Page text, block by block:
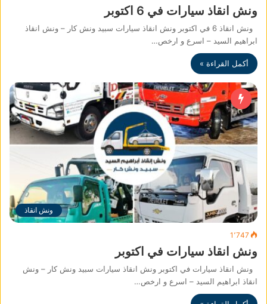
ونش انقاذ سيارات في 6 اكتوبر
ونش انقاذ 6 في اكتوبر ونش انقاذ سيارات سبيد ونش كار – ونش انقاذ
ابراهيم السيد – اسرع و ارخص…
أكمل القراءة »
ونش انقاذ
1٬747
ونش انقاذ سيارات في اكتوبر
ونش انقاذ سيارات في اكتوبر ونش انقاذ سيارات سبيد ونش كار – ونش
انقاذ ابراهيم السيد – اسرع و ارخص…